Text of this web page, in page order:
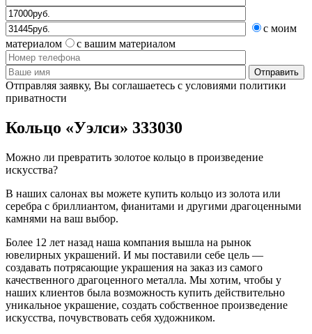
с моим
материалом
с вашим материалом
Отправляя заявку, Вы соглашаетесь с условиями политики
приватности
Кольцо «Уэлси» 333030
Можно ли превратить золотое кольцо в произведение
искусства?
В наших салонах вы можете купить кольцо из золота или
серебра с бриллиантом, фианитами и другими драгоценными
камнями на ваш выбор.
Более 12 лет назад наша компания вышла на рынок
ювелирных украшений. И мы поставили себе цель —
создавать потрясающие украшения на заказ из самого
качественного драгоценного металла. Мы хотим, чтобы у
наших клиентов была возможность купить действительно
уникальное украшение, создать собственное произведение
искусства, почувствовать себя художником.